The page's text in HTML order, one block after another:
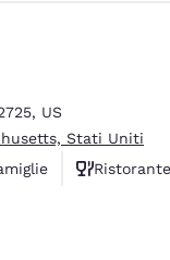
, US
Stati Uniti
Ristorante
3 Bewertungen